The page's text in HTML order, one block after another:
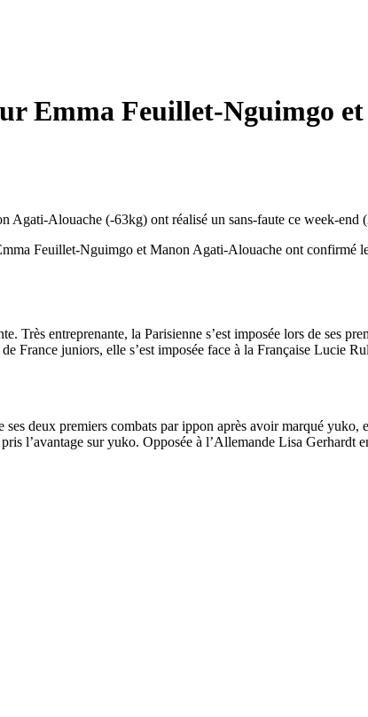
Emma Feuillet-Nguimgo
Agati-Alouache (-63kg) ont réalisé un sans-faute ce week-end
Feuillet-Nguimgo et Manon Agati-Alouache ont confirmé
entreprenante, la Parisienne s’est imposée lors de ses
France juniors, elle s’est imposée face à la Française Lucie
deux premiers combats par ippon après avoir marqué yuko,
l’avantage sur yuko. Opposée à l’Allemande Lisa Gerhardt